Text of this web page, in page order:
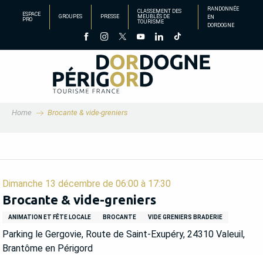
principal
ESPACE
PRO
GROUPES PRESSE
CLASSEMENT DES
MEUBLÉS DE
TOURISME
RANDONNÉE
EN
DORDOGNE
Home Brocante & vide-greniers
Dimanche 13 décembre de 06:00 à 17:30
Brocante & vide-greniers
ANIMATION ET FÊTE LOCALE BROCANTE VIDE GRENIERS BRADERIE
Parking le Gergovie, Route de Saint-Exupéry, 24310 Valeuil,
Brantôme en Périgord